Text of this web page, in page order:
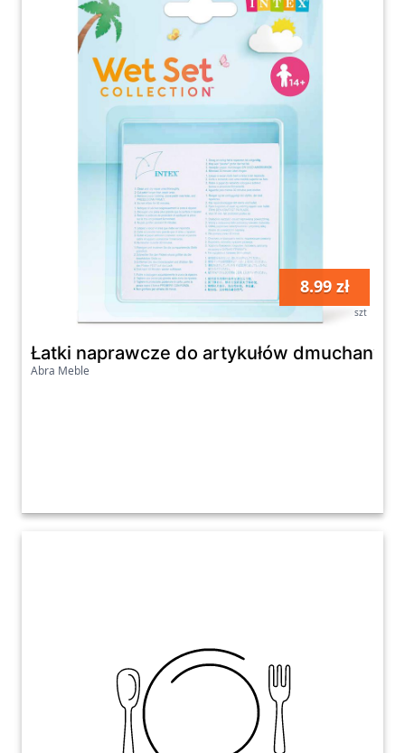
oczekiwania.
Zapraszamy do zapoznania się z naszą
kategorią Baseny dmuchane na naszej
stronie. Znajdziesz tam wszystko, czego
potrzebujesz do stworzenia przyjaznego i
atrakcyjnego miejsca do zabaw i relaksu w
ogrodzie. Dzięki naszej platformie zakupowej
możesz szybko i wygodnie dokonać zakupów,
mając pewność, że oferujemy produkty
wysokiej jakości, które zagwarantują Ci
długotrwałą przyjemność korzystania z
letniego wypoczynku.
8.99 zł
szt
Łatki naprawcze do artykułów
Abra Meble